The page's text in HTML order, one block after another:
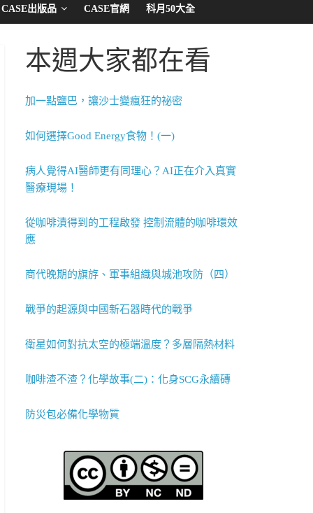
CASE出版品 CASE官網 科月50大全
本週大家都在看
加一點鹽巴，讓沙士變瘋狂的祕密
如何選擇Good Energy食物！(一)
病人覺得AI醫師更有同理心？AI正在介入真實
醫療現場！
從咖啡漬得到的工程啟發 控制流體的咖啡環效
應
商代晚期的旗斿、軍事組織與城池攻防（四）
戰爭的起源與中國新石器時代的戰爭
衛星如何對抗太空的極端溫度？多層隔熱材料
咖啡渣不渣？化學故事(二)：化身SCG永續磚
防災包必備化學物質